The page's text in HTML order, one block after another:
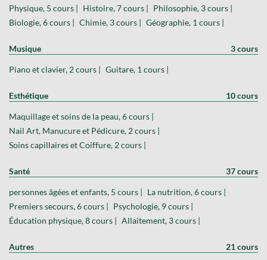
Physique, 5 cours | Histoire, 7 cours | Philosophie, 3 cours |
Biologie, 6 cours | Chimie, 3 cours | Géographie, 1 cours |
Musique 3 cours
Piano et clavier, 2 cours | Guitare, 1 cours |
Esthétique 10 cours
Maquillage et soins de la peau, 6 cours |
Nail Art, Manucure et Pédicure, 2 cours |
Soins capillaires et Coiffure, 2 cours |
Santé 37 cours
personnes âgées et enfants, 5 cours | La nutrition, 6 cours |
Premiers secours, 6 cours | Psychologie, 9 cours |
Éducation physique, 8 cours | Allaitement, 3 cours |
Autres 21 cours